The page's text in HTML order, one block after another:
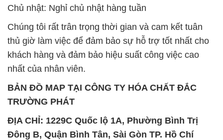
Chủ nhật: Nghỉ chủ nhật hàng tuần
Chúng tôi rất trân trọng thời gian và cam kết tuân
thủ giờ làm việc để đảm bảo sự hỗ trợ tốt nhất cho
khách hàng và đảm bảo hiệu suất công việc cao
nhất của nhân viên.
BẢN ĐỒ MAP TẠI CÔNG TY HÓA CHẤT ĐẮC
TRƯỜNG PHÁT
ĐỊA CHỈ: 1229C Quốc lộ 1A, Phường Bình Trị
Đông B, Quận Bình Tân, Sài Gòn TP. Hồ Chí